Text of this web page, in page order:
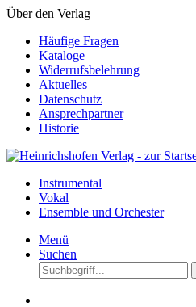
Über den Verlag
Häufige Fragen
Kataloge
Widerrufsbelehrung
Aktuelles
Datenschutz
Ansprechpartner
Historie
Instrumental
Vokal
Ensemble und Orchester
Menü
Suchen